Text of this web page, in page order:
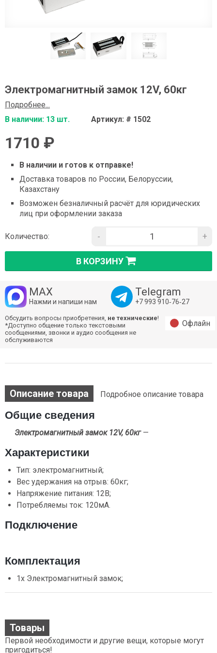
Электромагнитный замок 12V, 60кг
Подробнее...
В наличии: 13 шт.
Артикул: # 1502
1710 ₽
В наличии и готов к отправке!
Доставка товаров по России, Белоруссии,
Казахстану
Возможен безналичный расчёт для юридических
лиц при оформлении заказа
Количество: - +
В КОРЗИНУ
MAX
Нажми и напиши нам
Telegram
+7 993 910‑76‑27
Обсудить вопросы приобретения, не технические!
*Доступно общение только текстовыми
сообщениями, звонки и аудио сообщения не
обслуживаются
Офлайн
Описание товара Подробное описание товара
Общие сведения
Электромагнитный замок 12V, 60кг—
Характеристики
Тип: электромагнитный;
Вес удержания на отрыв: 60кг;
Напряжение питания: 12В;
Потребляемы ток: 120мА.
Подключение
Комплектация
1х Электромагнитный замок;
Товары
Первой необходимости и другие вещи, которые могут
пригодиться!